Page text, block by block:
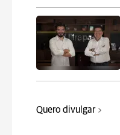
Quero divulgar